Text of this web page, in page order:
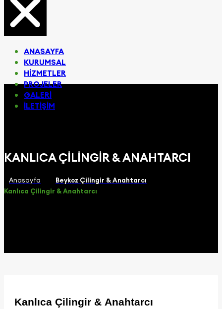
ANASAYFA
KURUMSAL
HIZMETLER
PROJELER
GALERI
İLETIŞIM
KANLICA ÇILINGIR & ANAHTARCI
Anasayfa
Beykoz Çilingir & Anahtarcı
Kanlıca Çilingir & Anahtarcı
Kanlıca Çilingir & Anahtarcı